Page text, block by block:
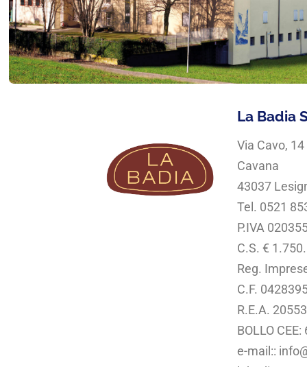
La Badia
Via Cavo,
Cavana
43037
Tel. 0521
P.IVA
C.S. €
Reg.
C.F.
R.E.A.
BOLLO
e-mail::